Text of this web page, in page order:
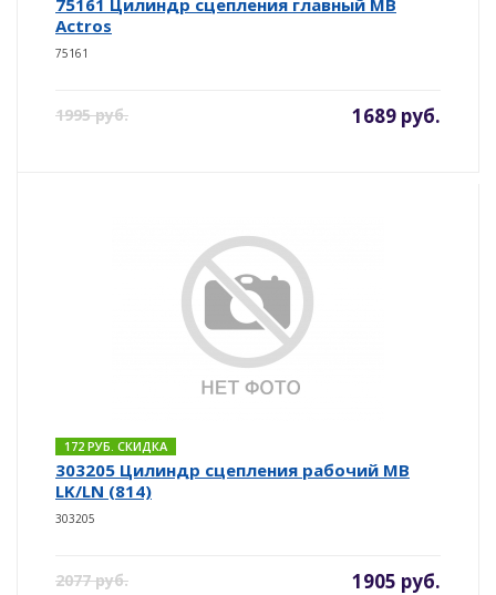
Actros
75161
1995 руб. 1689 руб.
172 РУБ. СКИДКА
303205 Цилиндр сцепления рабочий MB
LK/LN (814)
303205
2077 руб. 1905 руб.